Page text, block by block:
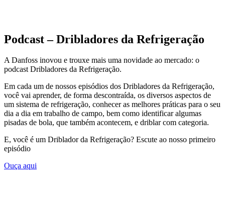
Podcast – Dribladores da Refrigeração
A Danfoss inovou e trouxe mais uma novidade ao mercado: o
podcast Dribladores da Refrigeração.
Em cada um de nossos episódios dos Dribladores da Refrigeração,
você vai aprender, de forma descontraída, os diversos aspectos de
um sistema de refrigeração, conhecer as melhores práticas para o seu
dia a dia em trabalho de campo, bem como identificar algumas
pisadas de bola, que também acontecem, e driblar com categoria.
E, você é um Driblador da Refrigeração? Escute ao nosso primeiro
episódio
Ouça aqui